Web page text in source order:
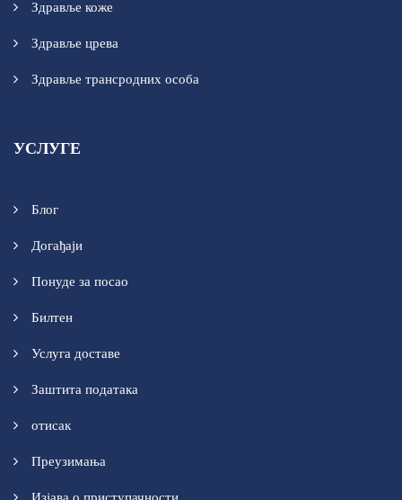
Здравље коже
Здравље црева
Здравље трансродних особа
УСЛУГЕ
Блог
Догађаји
Понуде за посао
Билтен
Услуга доставе
Заштита података
отисак
Преузимања
Изјава о приступачности